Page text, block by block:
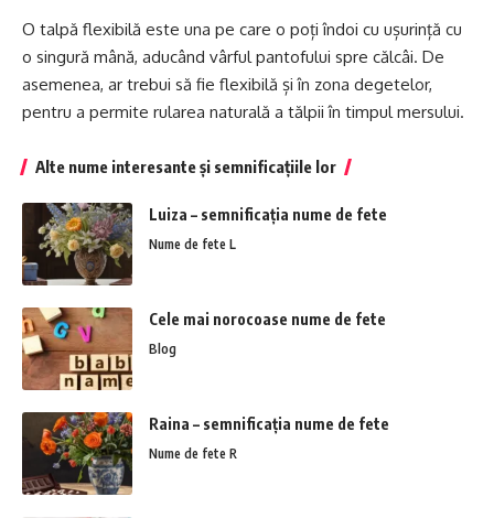
O talpă flexibilă este una pe care o poți îndoi cu ușurință cu
o singură mână, aducând vârful pantofului spre călcâi. De
asemenea, ar trebui să fie flexibilă și în zona degetelor,
pentru a permite rularea naturală a tălpii în timpul mersului.
Alte nume interesante și semnificațiile lor
Luiza – semnificația nume de fete
Nume de fete L
Cele mai norocoase nume de fete
Blog
Raina – semnificația nume de fete
Nume de fete R